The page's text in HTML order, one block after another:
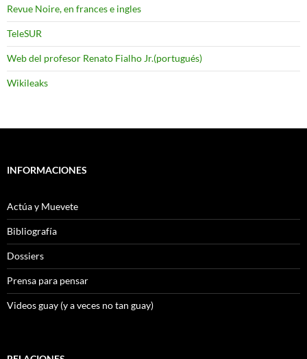
Revue Noire, en frances e ingles
TeleSUR
Web del profesor Renato Fialho Jr.(portugués)
Wikileaks
INFORMACIONES
Actúa y Muevete
Bibliografía
Dossiers
Prensa para pensar
Videos guay (y a veces no tan guay)